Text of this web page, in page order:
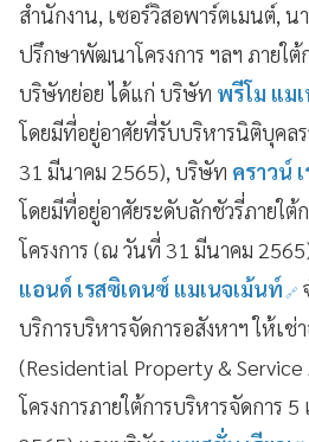
สำนักงาน, เซอร์วิสอพาร์ตเมนต์,
ปรึกษาพัฒนาโครงการ ฯลฯ ภายใต้
บริษัทย่อย ได้แก่ บริษัท พรีโม แม
โดยมีที่อยู่อาศัยที่รับบริหารนิติบุคล
31 มีนาคม 2565), บริษัท คราวน์
โดยมีที่อยู่อาศัยระดับลักชัวรี่ภายใต้
โครงการ (ณ วันที่ 31 มีนาคม
แอนด์ เรสซิเดนซ์ แมเนจเม้นท์
บริการบริหารจัดการอสังหาฯ ให้เช่
(Residential Property &
โครงการภายใต้การบริหารจัดการ